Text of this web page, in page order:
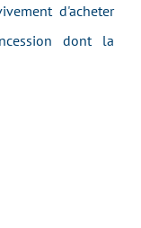
d'acheter
dont la